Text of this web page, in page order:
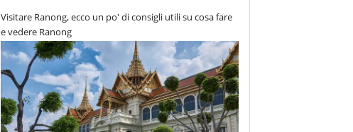
Visitare Ranong, ecco un po' di consigli utili su cosa fare
e vedere Ranong